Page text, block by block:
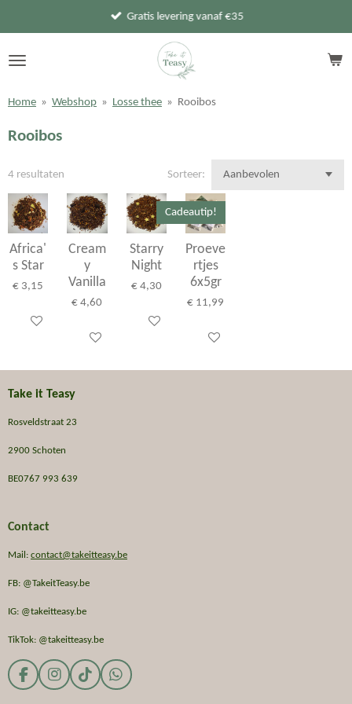
naar
hoofdinhoud
Gratis levering vanaf €35
Home » Webshop » Losse thee » Rooibos
Rooibos
4 resultaten Sorteer:
Africa'
s Star
€ 3,15
In winkelwagen
Cream
y
Vanilla
€ 4,60
In winkelwagen
Starry
Night
€ 4,30
In winkelwagen
Cadeautip!
Proeve
rtjes
6x5gr
€ 11,99
Bekijk details
Take it Teasy
Rosveldstraat 23
2900 Schoten
BE0767 993 639
Contact
Mail: contact@takeitteasy.be
FB: @TakeitTeasy.be
IG: @takeitteasy.be
TikTok: @takeitteasy.be
F
I
T
W